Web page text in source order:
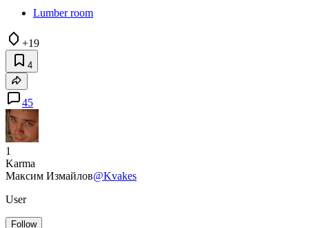
Lumber room
+19
4
45
1
Karma
Максим Измайлов@Kvakes
User
Follow